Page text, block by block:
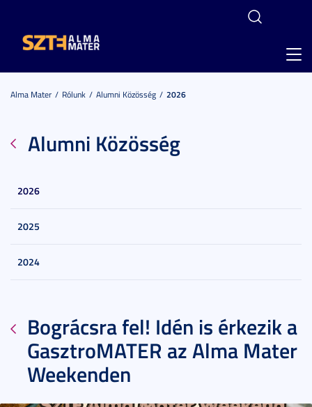
Alma Mater Rólunk Alumni Közösség 2026
Alumni Közösség
2026
2025
2024
Bográcsra fel! Idén is érkezik a
GasztroMATER az Alma Mater
Weekenden